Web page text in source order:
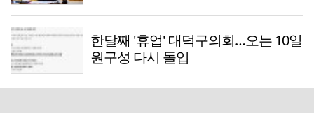
한달째 '휴업' 대덕구의회…오는 10일
원구성 다시 돌입